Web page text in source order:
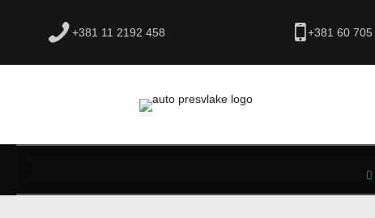
+381 11 2192 458 +381 60 705